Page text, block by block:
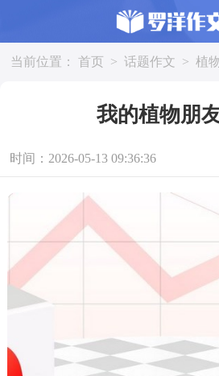
当前位置： 首页 > 话题作文 > 植
我的植物朋
时间：2026-05-13 09:36:36